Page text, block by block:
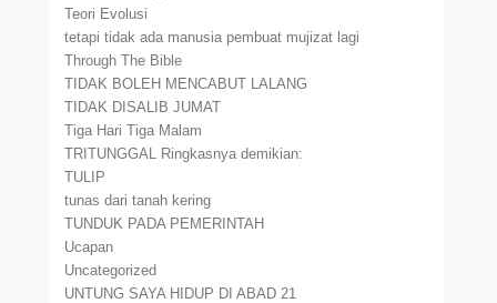
Teori Evolusi
tetapi tidak ada manusia pembuat mujizat lagi
Through The Bible
TIDAK BOLEH MENCABUT LALANG
TIDAK DISALIB JUMAT
Tiga Hari Tiga Malam
TRITUNGGAL Ringkasnya demikian:
TULIP
tunas dari tanah kering
TUNDUK PADA PEMERINTAH
Ucapan
Uncategorized
UNTUNG SAYA HIDUP DI ABAD 21